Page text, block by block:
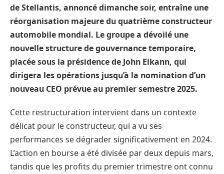
de Stellantis, annoncé dimanche soir, entraîne une
réorganisation majeure du quatrième constructeur
automobile mondial. Le groupe a dévoilé une
nouvelle structure de gouvernance temporaire,
placée sous la présidence de John Elkann, qui
dirigera les opérations jusqu’à la nomination d’un
nouveau CEO prévue au premier semestre 2025.
Cette restructuration intervient dans un contexte
délicat pour le constructeur, qui a vu ses
performances se dégrader significativement en 2024.
L’action en bourse a été divisée par deux depuis mars,
tandis que les profits du premier trimestre ont connu